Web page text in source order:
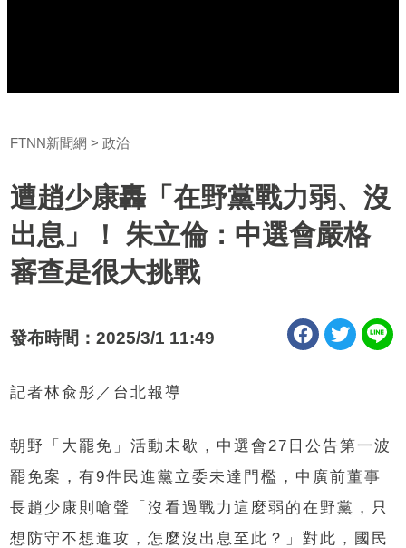
FTNN新聞網 政治
遭趙少康轟「在野黨戰力弱、沒
出息」！ 朱立倫：中選會嚴格
審查是很大挑戰
發布時間：2025/3/1 11:49
記者林兪彤／台北報導
朝野「大罷免」活動未歇，中選會27日公告第一波
罷免案，有9件民進黨立委未達門檻，中廣前董事
長趙少康則嗆聲「沒看過戰力這麼弱的在野黨，只
想防守不想進攻，怎麼沒出息至此？」對此，國民